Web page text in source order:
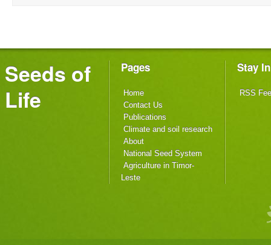
Seeds of
Life
Pages
Home
Contact Us
Publications
Climate and soil research
About
National Seed System
Agriculture in Timor-
Leste
Stay
RSS